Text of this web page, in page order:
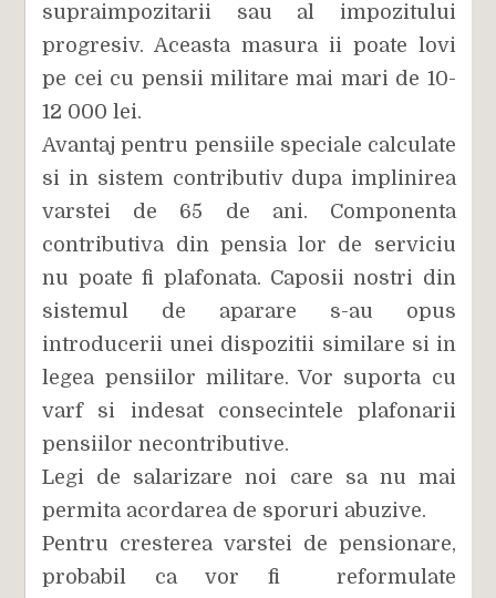
supraimpozitarii sau al impozitului
progresiv. Aceasta masura ii poate lovi
pe cei cu pensii militare mai mari de 10-
12 000 lei.
Avantaj pentru pensiile speciale calculate
si in sistem contributiv dupa implinirea
varstei de 65 de ani. Componenta
contributiva din pensia lor de serviciu
nu poate fi plafonata. Caposii nostri din
sistemul de aparare s-au opus
introducerii unei dispozitii similare si in
legea pensiilor militare. Vor suporta cu
varf si indesat consecintele plafonarii
pensiilor necontributive.
Legi de salarizare noi care sa nu mai
permita acordarea de sporuri abuzive.
Pentru cresterea varstei de pensionare,
probabil ca vor fi reformulate